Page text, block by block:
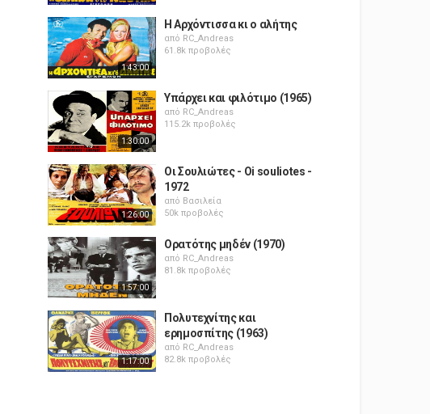
1:43:00
Η Αρχόντισσα κι ο αλήτης
από RC_Andreas
61.8k προβολές
1:30:00
Υπάρχει και φιλότιμο (1965)
από RC_Andreas
115.2k προβολές
1:26:00
Οι Σουλιώτες - Oi souliotes -
1972
από Βασιλεία
50k προβολές
1:57:00
Ορατότης μηδέν (1970)
από RC_Andreas
81.8k προβολές
1:17:00
Πολυτεχνίτης και
ερημοσπίτης (1963)
από RC_Andreas
82.8k προβολές